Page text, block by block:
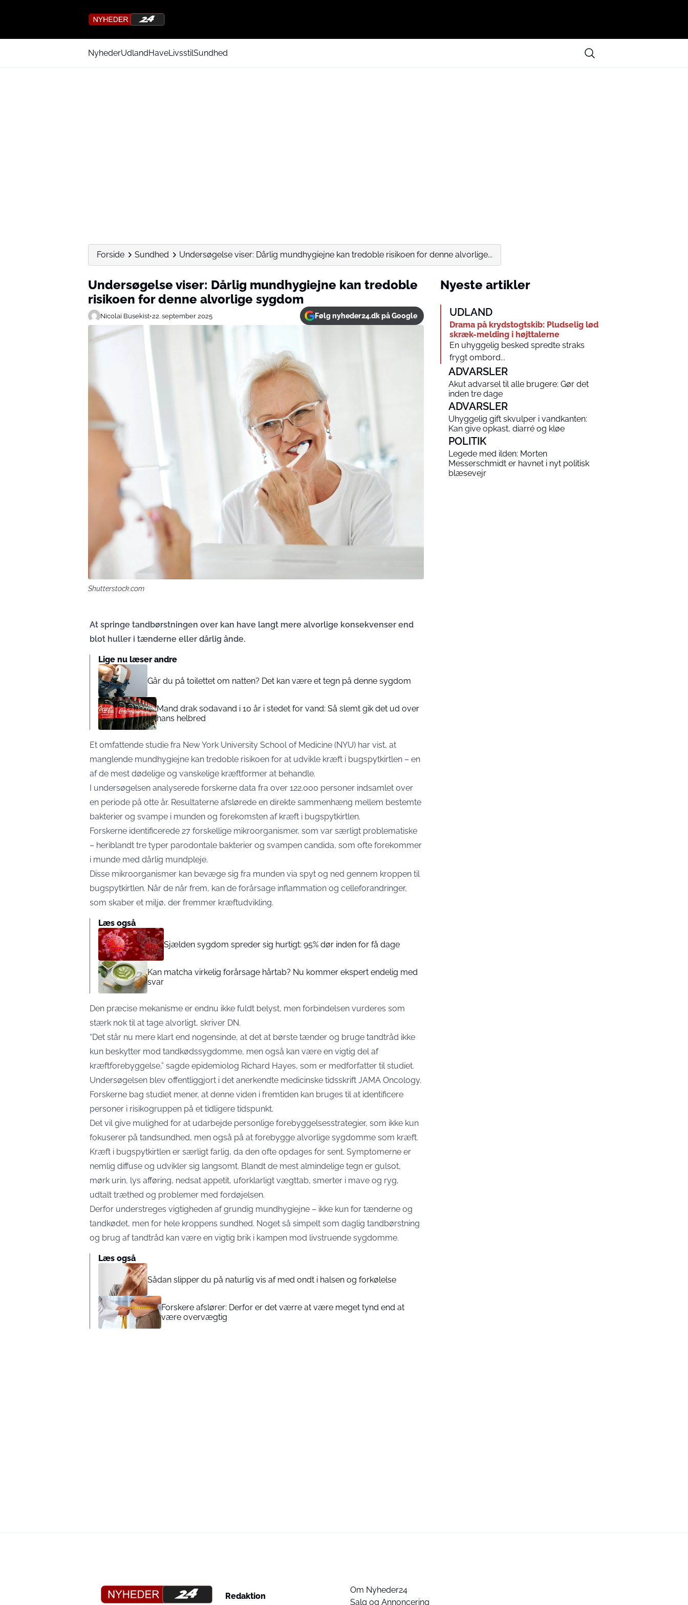
NyhederUdlandHaveLivsstilSundhed
Forside Sundhed Undersøgelse viser: Dårlig mundhygiejne kan tredoble risikoen for denne alvorlige...
Undersøgelse viser: Dårlig mundhygiejne kan tredoble
risikoen for denne alvorlige sygdom
Nicolai Busekist•22. september 2025 Følg nyheder24.dk på Google
Shutterstock.com
At springe tandbørstningen over kan have langt mere alvorlige konsekvenser end
blot huller i tænderne eller dårlig ånde.
Lige nu læser andre
Går du på toilettet om natten? Det kan være et tegn på denne sygdom
Mand drak sodavand i 10 år i stedet for vand: Så slemt gik det ud over
hans helbred
Et omfattende studie fra New York University School of Medicine (NYU) har vist, at
manglende mundhygiejne kan tredoble risikoen for at udvikle kræft i bugspytkirtlen – en
af de mest dødelige og vanskelige kræftformer at behandle.
I undersøgelsen analyserede forskerne data fra over 122.000 personer indsamlet over
en periode på otte år. Resultaterne afslørede en direkte sammenhæng mellem bestemte
bakterier og svampe i munden og forekomsten af kræft i bugspytkirtlen.
Forskerne identificerede 27 forskellige mikroorganismer, som var særligt problematiske
– heriblandt tre typer parodontale bakterier og svampen candida, som ofte forekommer
i munde med dårlig mundpleje.
Disse mikroorganismer kan bevæge sig fra munden via spyt og ned gennem kroppen til
bugspytkirtlen. Når de når frem, kan de forårsage inflammation og celleforandringer,
som skaber et miljø, der fremmer kræftudvikling.
Læs også
Sjælden sygdom spreder sig hurtigt: 95% dør inden for få dage
Kan matcha virkelig forårsage hårtab? Nu kommer ekspert endelig med
svar
Den præcise mekanisme er endnu ikke fuldt belyst, men forbindelsen vurderes som
stærk nok til at tage alvorligt, skriver DN.
“Det står nu mere klart end nogensinde, at det at børste tænder og bruge tandtråd ikke
kun beskytter mod tandkødssygdomme, men også kan være en vigtig del af
kræftforebyggelse,” sagde epidemiolog Richard Hayes, som er medforfatter til studiet.
Undersøgelsen blev offentliggjort i det anerkendte medicinske tidsskrift JAMA Oncology.
Forskerne bag studiet mener, at denne viden i fremtiden kan bruges til at identificere
personer i risikogruppen på et tidligere tidspunkt.
Det vil give mulighed for at udarbejde personlige forebyggelsesstrategier, som ikke kun
fokuserer på tandsundhed, men også på at forebygge alvorlige sygdomme som kræft.
Kræft i bugspytkirtlen er særligt farlig, da den ofte opdages for sent. Symptomerne er
nemlig diffuse og udvikler sig langsomt. Blandt de mest almindelige tegn er gulsot,
mørk urin, lys afføring, nedsat appetit, uforklarligt vægttab, smerter i mave og ryg,
udtalt træthed og problemer med fordøjelsen.
Derfor understreges vigtigheden af grundig mundhygiejne – ikke kun for tænderne og
tandkødet, men for hele kroppens sundhed. Noget så simpelt som daglig tandbørstning
og brug af tandtråd kan være en vigtig brik i kampen mod livstruende sygdomme.
Læs også
Sådan slipper du på naturlig vis af med ondt i halsen og forkølelse
Forskere afslører: Derfor er det værre at være meget tynd end at
være overvægtig
Nyeste artikler
UDLAND
Drama på krydstogtskib: Pludselig lød
skræk-melding i højttalerne
En uhyggelig besked spredte straks
frygt ombord...
ADVARSLER
Akut advarsel til alle brugere: Gør det
inden tre dage
ADVARSLER
Uhyggelig gift skvulper i vandkanten:
Kan give opkast, diarré og kløe
POLITIK
Legede med ilden: Morten
Messerschmidt er havnet i nyt politisk
blæsevejr
Redaktion
Om Nyheder24
Salg og Annoncering